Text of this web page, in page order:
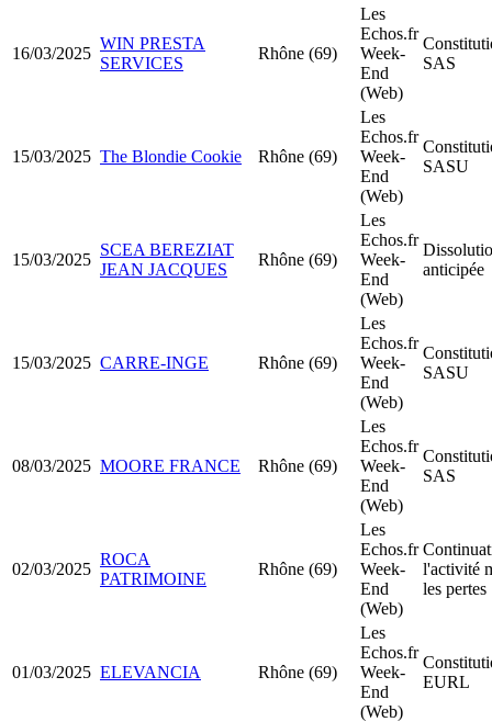
16/03/2025
WIN PRESTA
SERVICES
Rhône (69)
Les
Echos.fr
Week-
End
(Web)
SAS
15/03/2025 The Blondie Cookie Rhône (69)
Les
Echos.fr
Week-
End
(Web)
SASU
15/03/2025
SCEA BEREZIAT
JEAN JACQUES
Rhône (69)
Les
Echos.fr
Week-
End
(Web)
anticipée
15/03/2025 CARRE-INGE Rhône (69)
Les
Echos.fr
Week-
End
(Web)
SASU
08/03/2025 MOORE FRANCE Rhône (69)
Les
Echos.fr
Week-
End
(Web)
SAS
02/03/2025
ROCA
PATRIMOINE
Rhône (69)
Les
Echos.fr
Week-
End
(Web)
l'activité
les pertes
01/03/2025 ELEVANCIA Rhône (69)
Les
Echos.fr
Week-
End
(Web)
EURL